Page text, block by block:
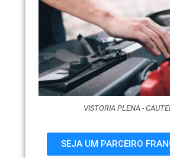
VISTORIA PLENA -
SEJA UM PARCEIRO